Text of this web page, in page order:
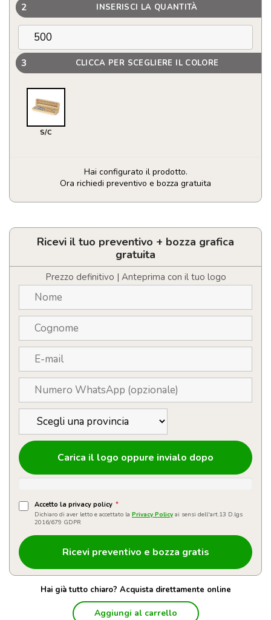
2 INSERISCI LA QUANTITÀ
3 CLICCA PER SCEGLIERE IL COLORE
S/C
Hai configurato il prodotto.
Ora richiedi preventivo e bozza gratuita
Set
quantità
Ricevi il tuo preventivo + bozza grafica
gratuita
Prezzo definitivo | Anteprima con il tuo logo
Carica il logo oppure invialo dopo
Accetto la privacy policy *
Dichiaro di aver letto e accettato la Privacy Policy ai sensi dell'art.13 D.lgs
2016/679 GDPR
Hai già tutto chiaro? Acquista direttamente online
Aggiungi al carrello